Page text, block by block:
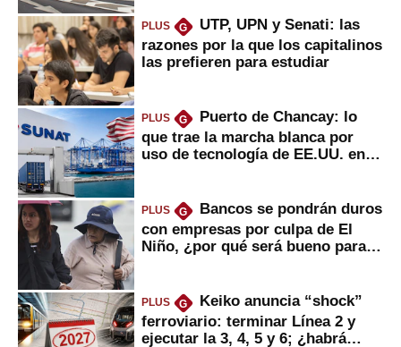
PLUS G
UTP, UPN y Senati: las
razones por la que los capitalinos
las prefieren para estudiar
PLUS G
Puerto de Chancay: lo
que trae la marcha blanca por
uso de tecnología de EE.UU. en
PLUS G
Bancos se pondrán duros
con empresas por culpa de El
Niño, ¿por qué será bueno para
PLUS G
Keiko anuncia “shock”
ferroviario: terminar Línea 2 y
ejecutar la 3, 4, 5 y 6; ¿habrá